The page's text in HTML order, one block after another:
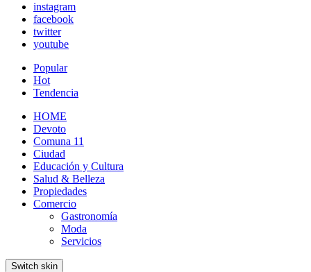
instagram
facebook
twitter
youtube
Popular
Hot
Tendencia
HOME
Devoto
Comuna 11
Ciudad
Educación y Cultura
Salud & Belleza
Propiedades
Comercio
Gastronomía
Moda
Servicios
Switch skin